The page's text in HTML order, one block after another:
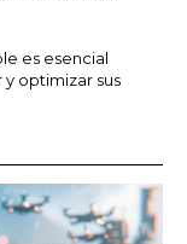
es esencial
optimizar sus